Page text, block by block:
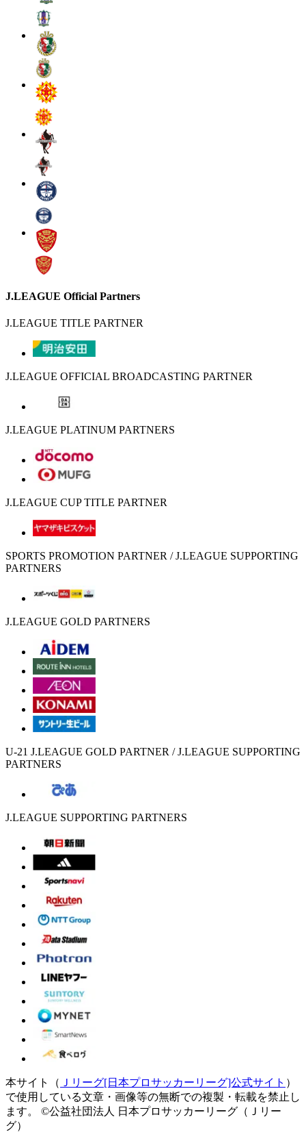
J.LEAGUE Official Partners
J.LEAGUE TITLE PARTNER
J.LEAGUE OFFICIAL BROADCASTING PARTNER
J.LEAGUE PLATINUM PARTNERS
J.LEAGUE CUP TITLE PARTNER
SPORTS PROMOTION PARTNER / J.LEAGUE SUPPORTING
PARTNERS
J.LEAGUE GOLD PARTNERS
U-21 J.LEAGUE GOLD PARTNER / J.LEAGUE SUPPORTING
PARTNERS
J.LEAGUE SUPPORTING PARTNERS
本サイト（ Ｊリーグ[日本プロサッカーリーグ]公式サイト ）
で使用している文章・画像等の無断での複製・転載を禁止し
ます。
©公益社団法人 日本プロサッカーリーグ（Ｊリー
グ）